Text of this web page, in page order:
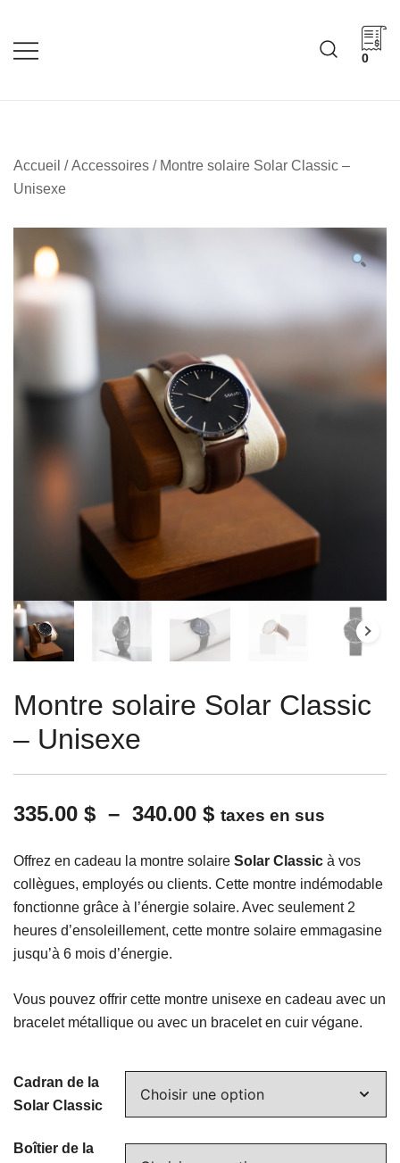
content
0
Accueil /Accessoires / Montre solaire Solar Classic –
Unisexe
Montre solaire Solar Classic
– Unisexe
335.00 $ – 340.00 $Plage
prix :
335.00 $
340.00 $
taxes en sus
Offrez en cadeau la montre solaire Solar Classic à vos
collègues, employés ou clients. Cette montre indémodable
fonctionne grâce à l’énergie solaire. Avec seulement 2
heures d’ensoleillement, cette montre solaire emmagasine
jusqu’à 6 mois d’énergie.
Vous pouvez offrir cette montre unisexe en cadeau avec un
bracelet métallique ou avec un bracelet en cuir végane.
Cadran de la
Solar Classic
Boîtier de la